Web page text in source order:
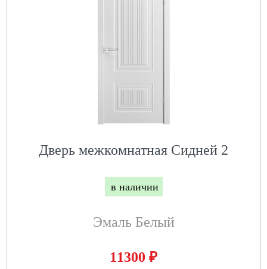
Дверь межкомнатная Сидней 2
в наличии
Эмаль Белый
11300 ₽